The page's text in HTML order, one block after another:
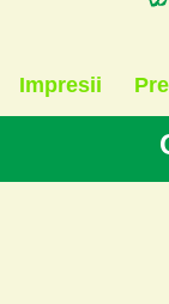
Impresii